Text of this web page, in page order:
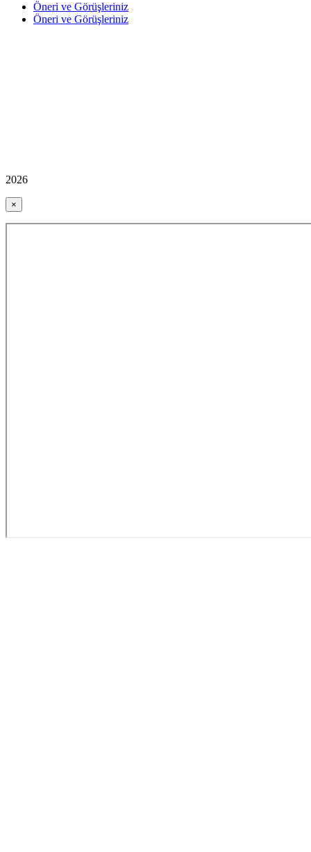
Öneri ve Görüşleriniz
Öneri ve Görüşleriniz
2026
×